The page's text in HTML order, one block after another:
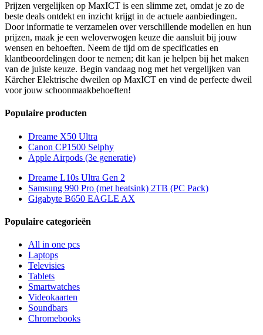
Prijzen vergelijken op MaxICT is een slimme zet, omdat je zo de
beste deals ontdekt en inzicht krijgt in de actuele aanbiedingen.
Door informatie te verzamelen over verschillende modellen en hun
prijzen, maak je een weloverwogen keuze die aansluit bij jouw
wensen en behoeften. Neem de tijd om de specificaties en
klantbeoordelingen door te nemen; dit kan je helpen bij het maken
van de juiste keuze. Begin vandaag nog met het vergelijken van
Kärcher Elektrische dweilen op MaxICT en vind de perfecte dweil
voor jouw schoonmaakbehoeften!
Populaire producten
Dreame X50 Ultra
Canon CP1500 Selphy
Apple Airpods (3e generatie)
Dreame L10s Ultra Gen 2
Samsung 990 Pro (met heatsink) 2TB (PC Pack)
Gigabyte B650 EAGLE AX
Populaire categorieën
All in one pcs
Laptops
Televisies
Tablets
Smartwatches
Videokaarten
Soundbars
Chromebooks